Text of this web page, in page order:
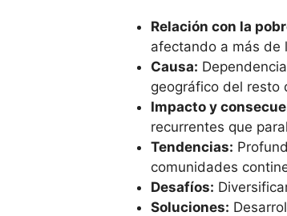
Relación con la
afectando a más de
Causa:
geográfico del resto
Impacto y
recurrentes que
Tendencias:
comunidades
Desafíos:
Soluciones: